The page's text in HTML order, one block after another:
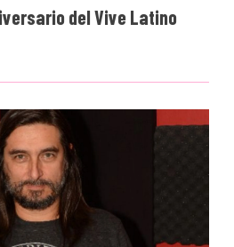
del Vive Latino